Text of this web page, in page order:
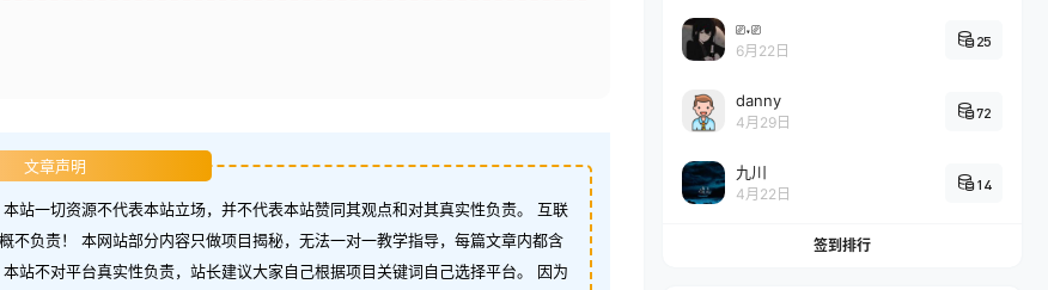
文章声明
站一切资源不代表本站立场，并不代表本站赞同其观点和对其真实性负责。 互联
不负责！ 本网站部分内容只做项目揭秘，无法一对一教学指导，每篇文章内都含
站不对平台真实性负责，站长建议大家自己根据项目关键词自己选择平台。 因为
⎚˕⎚
6月22日
25
danny
4月29日
72
九川
4月22日
14
签到排行